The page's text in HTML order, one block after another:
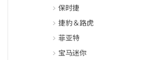
保时捷
捷豹＆路虎
菲亚特
宝马迷你